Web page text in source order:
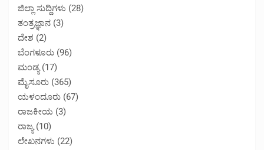
ಜಿಲ್ಲಾ ಸುದ್ದಿಗಳು (28)
ತಂತ್ರಜ್ಞಾನ (3)
ದೇಶ (2)
ಬೆಂಗಳೂರು (96)
ಮಂಡ್ಯ(17)
ಮೈಸೂರು (365)
ಯಳಂದೂರು (67)
ರಾಜಕೀಯ (3)
ರಾಜ್ಯ(10)
ಲೇಖನಗಳು (22)